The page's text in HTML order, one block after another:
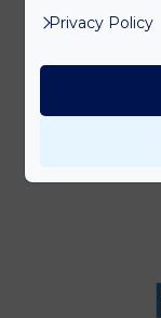
Úti patika
Várandósoknak
Privacy Policy